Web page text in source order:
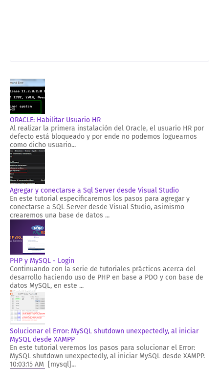
ORACLE: Habilitar Usuario HR
Al realizar la primera instalación del Oracle, el usuario HR por
defecto está bloqueado y por ende no podemos loguearnos
como dicho usuario...
Agregar y conectarse a Sql Server desde Visual Studio
En este tutorial especificaremos los pasos para agregar y
conectarse a SQL Server desde Visual Studio, asimismo
crearemos una base de datos ...
PHP y MySQL - Login
Continuando con la serie de tutoriales prácticos acerca del
desarrollo haciendo uso de PHP en base a PDO y con base de
datos MySQL, en este ...
Solucionar el Error: MySQL shutdown unexpectedly, al iniciar
MySQL desde XAMPP
En este tutorial veremos los pasos para solucionar el Error:
MySQL shutdown unexpectedly, al iniciar MySQL desde XAMPP.
10:03:15 AM [mysql]...